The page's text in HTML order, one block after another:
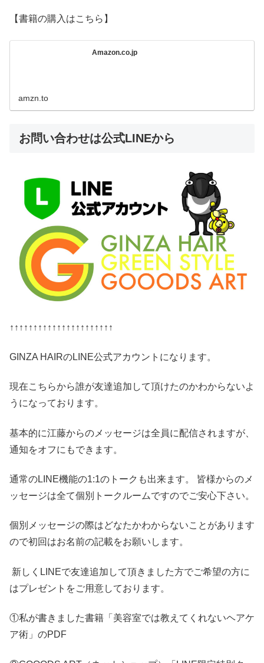
【書籍の購入はこちら】
Amazon.co.jp
amzn.to
お問い合わせは公式LINEから
↑↑↑↑↑↑↑↑↑↑↑↑↑↑↑↑↑↑↑↑↑↑
GINZA HAIRのLINE公式アカウントになります。
現在こちらから誰が友達追加して頂けたのかわからないよ
うになっております。
基本的に江藤からのメッセージは全員に配信されますが、
通知をオフにもできます。
通常のLINE機能の1:1のトークも出来ます。 皆様からのメ
ッセージは全て個別トークルームですのでご安心下さい。
個別メッセージの際はどなたかわからないことがあります
ので初回はお名前の記載をお願いします。
新しくLINEで友達追加して頂きました方でご希望の方に
はプレゼントをご用意しております。
①私が書きました書籍「美容室では教えてくれないヘアケ
ア術」のPDF